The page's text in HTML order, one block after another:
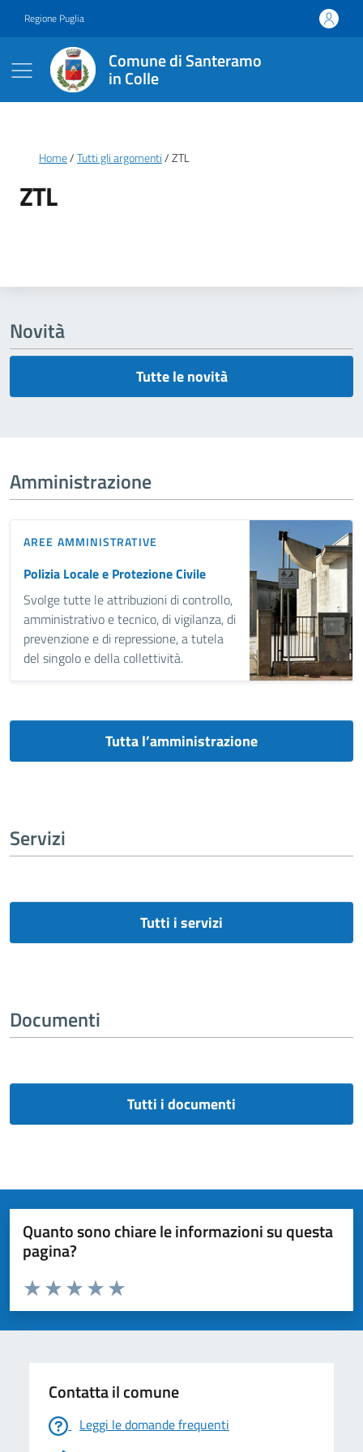
Regione Puglia
Comune di Santeramo
in Colle
Briciole di pane
Home Tutti gli argomenti ZTL
ZTL
Novità
Tutte le novità
Amministrazione
AREE AMMINISTRATIVE
Polizia Locale e Protezione Civile
Svolge tutte le attribuzioni di controllo,
amministrativo e tecnico, di vigilanza, di
prevenzione e di repressione, a tutela
del singolo e della collettività.
Tutta l’amministrazione
Servizi
Tutti i servizi
Documenti
Tutti i documenti
Quanto sono chiare le informazioni su questa
pagina?
Valuta da 1 a 5 stelle la pagina
Valuta 5 stelle su 5
Valuta 4 stelle su 5
Valuta 3 stelle su 5
Valuta 2 stelle su 5
Valuta 1 stelle su 5
Contatta il comune
Leggi le domande frequenti